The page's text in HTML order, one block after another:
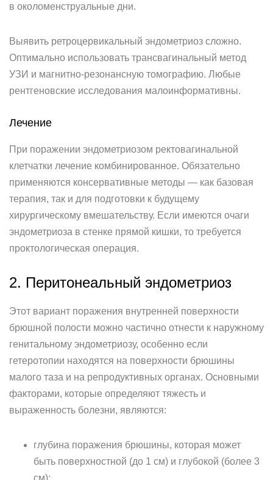
в околоменструальные дни.
Выявить ретроцервикальный эндометриоз сложно.
Оптимально использовать трансвагинальный метод
УЗИ и магнитно-резонансную томографию. Любые
рентгеновские исследования малоинформативны.
Лечение
При поражении эндометриозом ректовагинальной
клетчатки лечение комбинированное. Обязательно
применяются консервативные методы — как базовая
терапия, так и для подготовки к будущему
хирургическому вмешательству. Если имеются очаги
эндометриоза в стенке прямой кишки, то требуется
проктологическая операция.
2. Перитонеальный эндометриоз
Этот вариант поражения внутренней поверхности
брюшной полости можно частично отнести к наружному
генитальному эндометриозу, особенно если
гетеротопии находятся на поверхности брюшины
малого таза и на репродуктивных органах. Основными
факторами, которые определяют тяжесть и
выраженность болезни, являются:
глубина поражения брюшины, которая может
быть поверхностной (до 1 см) и глубокой (более 3
см);